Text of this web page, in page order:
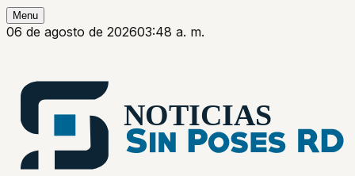
Menu
06 de agosto de 202603:48 a. m.